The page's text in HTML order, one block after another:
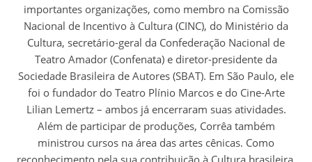
importantes organizações, como membro na Comissão
Nacional de Incentivo à Cultura (CINC), do Ministério da
Cultura, secretário-geral da Confederação Nacional de
Teatro Amador (Confenata) e diretor-presidente da
Sociedade Brasileira de Autores (SBAT). Em São Paulo, ele
foi o fundador do Teatro Plínio Marcos e do Cine-Arte
Lilian Lemertz – ambos já encerraram suas atividades.
Além de participar de produções, Corrêa também
ministrou cursos na área das artes cênicas. Como
reconhecimento pela sua contribuição à Cultura brasileira,